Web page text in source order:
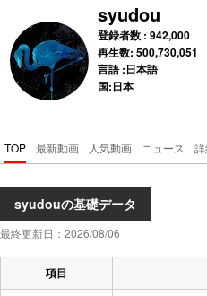
syudou
登録者数 : 942,000
再生数: 500,730,051
言語 :日本語
国:日本
TOP 最新動画 人気動画 ニュース
syudouの基礎データ
最終更新日：2026/08/06
項目